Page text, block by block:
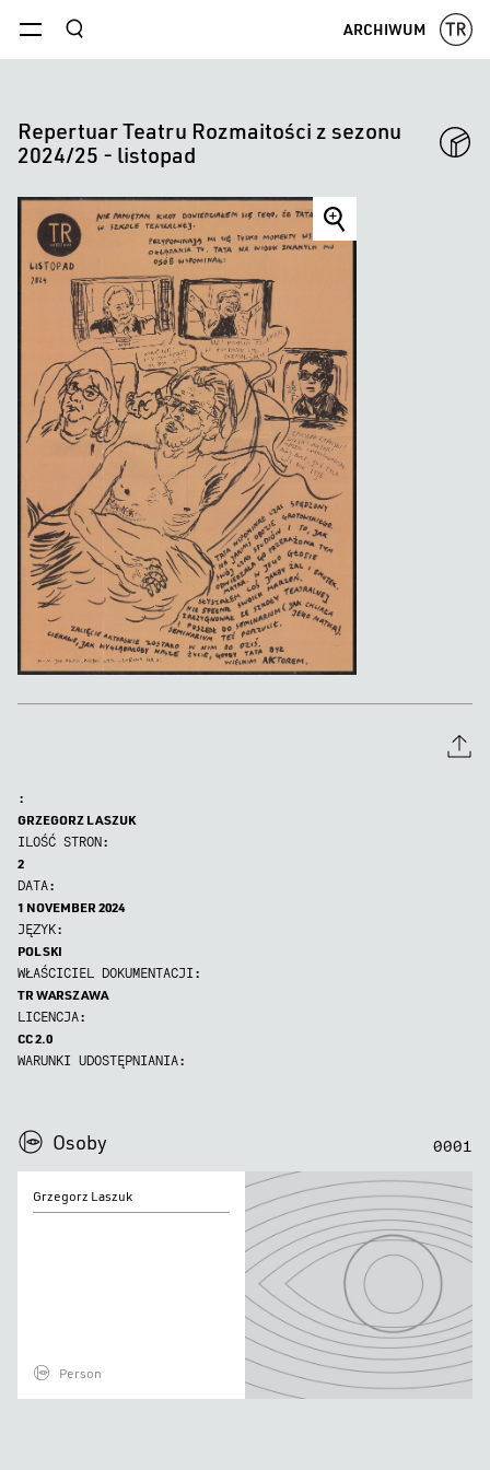
menu szukaj ARCHIWUM
Repertuar Teatru Rozmaitości z sezonu
2024/25 - listopad
Repertuar
Teatru
Rozmaitości
sezonu
2024/25
listopad
:
GRZEGORZ LASZUK
ILOŚĆ STRON:
2
DATA:
1 NOVEMBER 2024
JĘZYK:
POLSKI
WŁAŚCICIEL DOKUMENTACJI:
TR WARSZAWA
LICENCJA:
CC 2.0
WARUNKI UDOSTĘPNIANIA:
Osoby
0001
Laszuk
Grzegorz Laszuk
Person